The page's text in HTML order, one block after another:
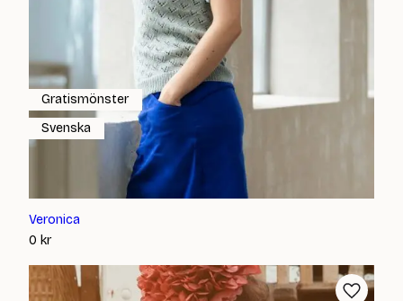
Veronica
0 kr
Gratismönster
Svenska